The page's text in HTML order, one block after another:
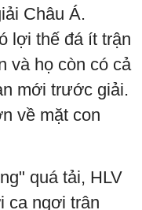
Châu Á.
lợi thế đá ít trận
và họ còn có cả
mới trước giải.
về mặt con
quá tải, HLV
ca ngợi trân